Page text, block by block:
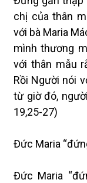
chị của thân
với bà Maria
mình thương
với thân mẫu
Rồi Người nói
từ giờ đó,
19,25-27)
Đức Maria
Đức Maria